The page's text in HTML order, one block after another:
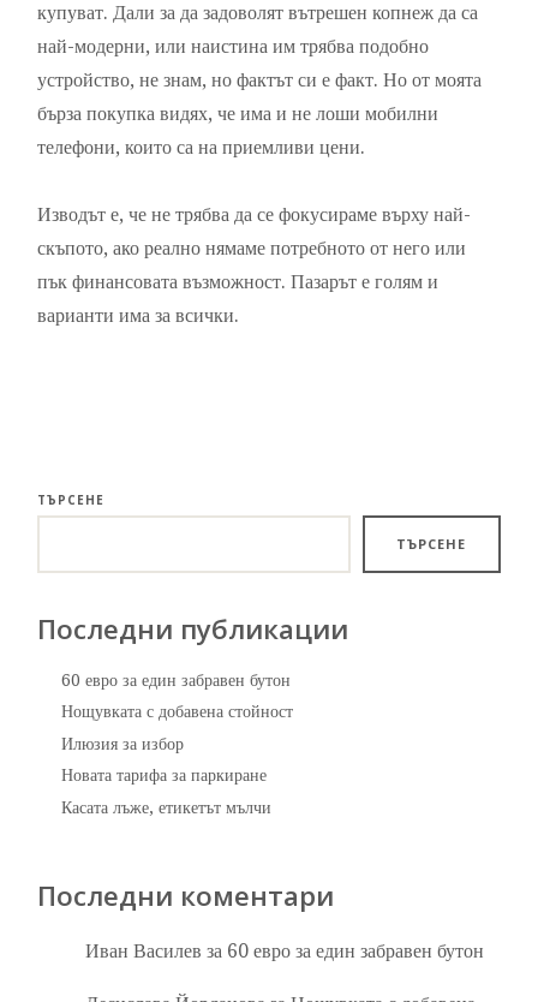
купуват. Дали за да задоволят вътрешен копнеж да са
най-модерни, или наистина им трябва подобно
устройство, не знам, но фактът си е факт. Но от моята
бърза покупка видях, че има и не лоши мобилни
телефони, които са на приемливи цени.
Изводът е, че не трябва да се фокусираме върху най-
скъпото, ако реално нямаме потребното от него или
пък финансовата възможност. Пазарът е голям и
варианти има за всички.
ТЪРСЕНЕ
ТЪРСЕНЕ
Последни публикации
60 евро за един забравен бутон
Нощувката с добавена стойност
Илюзия за избор
Новата тарифа за паркиране
Касата лъже, етикетът мълчи
Последни коментари
Иван Василев за 60 евро за един забравен бутон